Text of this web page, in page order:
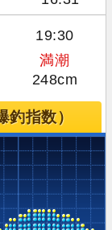
19:30
満潮
248cm
釣指数）